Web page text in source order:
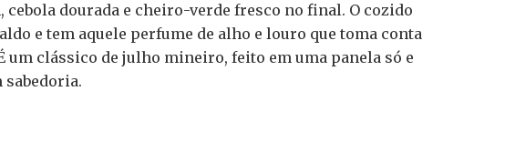
cebola dourada e cheiro-verde fresco no final. O cozido
e tem aquele perfume de alho e louro que toma conta
um clássico de julho mineiro, feito em uma panela só e